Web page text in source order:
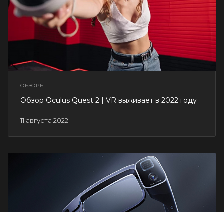
ОБЗОРЫ
11 августа 2022
Обзор Oculus Quest 2 | VR выживает в 2022 году